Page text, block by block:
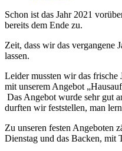
Schon ist das Jahr 2021
bereits dem Ende zu.
Zeit, dass wir das vergangene
lassen.
Leider mussten wir das
mit unserem Angebot
Das Angebot wurde sehr gut
durften wir feststellen, man
Zu unseren festen Angeboten
Dienstag und das Backen, mit